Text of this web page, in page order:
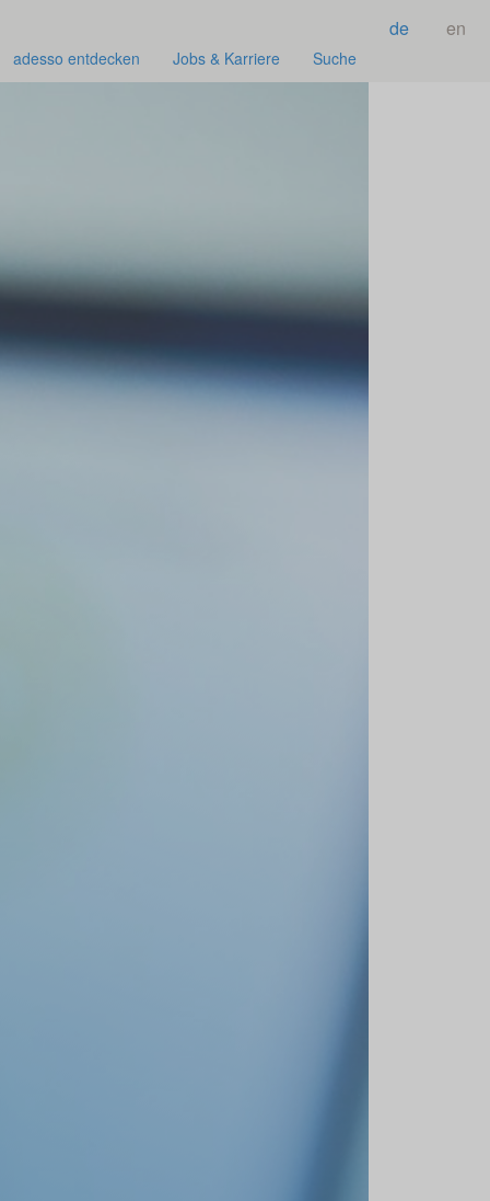
de en
adesso entdecken Jobs & Karriere Suche